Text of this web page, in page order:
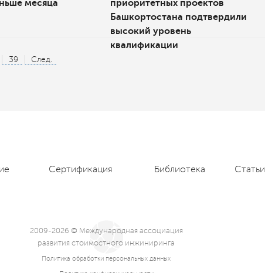
месяца
приоритетных проектов
Башкортостана подтвердили
высокий уровень
квалификации
39 След.
Сертификация Библиотека Статьи
2009-2026 © Международная ассоциация
развития стоимостного инжиниринга
Политика обработки персональных данных